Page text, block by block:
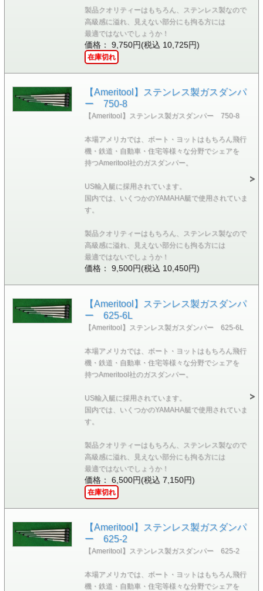
製品クオリティーはもちろん、ステンレス製なので
高級感に溢れ、見えない部分にも拘る方には
最適ではないでしょうか！
価格： 9,750円(税込 10,725円)
在庫切れ
【Ameritool】ステンレス製ガスダンパ
ー 750-8
【Ameritool】ステンレス製ガスダンパー 750-8
本場アメリカでは、ボート・ヨットはもちろん飛行
機・鉄道・自動車・住宅等様々な分野でシェアを
持つAmeritool社のガスダンパー。
US輸入艇に採用されています。
国内では、いくつかのYAMAHA艇で使用されていま
す。
製品クオリティーはもちろん、ステンレス製なので
高級感に溢れ、見えない部分にも拘る方には
最適ではないでしょうか！
価格： 9,500円(税込 10,450円)
【Ameritool】ステンレス製ガスダンパ
ー 625-6L
【Ameritool】ステンレス製ガスダンパー 625-6L
本場アメリカでは、ボート・ヨットはもちろん飛行
機・鉄道・自動車・住宅等様々な分野でシェアを
持つAmeritool社のガスダンパー。
US輸入艇に採用されています。
国内では、いくつかのYAMAHA艇で使用されていま
す。
製品クオリティーはもちろん、ステンレス製なので
高級感に溢れ、見えない部分にも拘る方には
最適ではないでしょうか！
価格： 6,500円(税込 7,150円)
在庫切れ
【Ameritool】ステンレス製ガスダンパ
ー 625-2
【Ameritool】ステンレス製ガスダンパー 625-2
本場アメリカでは、ボート・ヨットはもちろん飛行
機・鉄道・自動車・住宅等様々な分野でシェアを